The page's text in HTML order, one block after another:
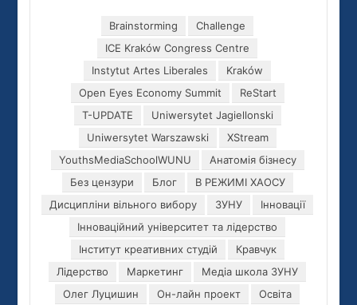
Brainstorming
Challenge
ICE Kraków Congress Centre
Instytut Artes Liberales
Kraków
Open Eyes Economy Summit
ReStart
T-UPDATE
Uniwersytet Jagiellonski
Uniwersytet Warszawski
XStream
YouthsMediaSchoolWUNU
Анатомія бізнесу
Без цензури
Блог
В РЕЖИМІ ХАОСУ
Дисципліни вільного вибору
ЗУНУ
Інновації
Інноваційний університет та лідерство
Інститут креативних студій
Кравчук
Лідерство
Маркетинг
Медіа школа ЗУНУ
Олег Луцишин
Он-лайн проект
Освіта